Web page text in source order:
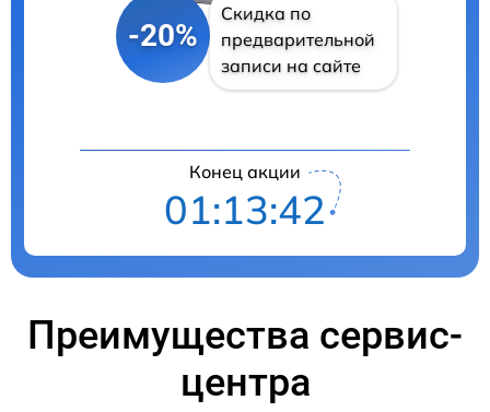
-20%
Скидка по
предварительной
записи на сайте
Конец акции
01:13:41
Преимущества сервис-
центра